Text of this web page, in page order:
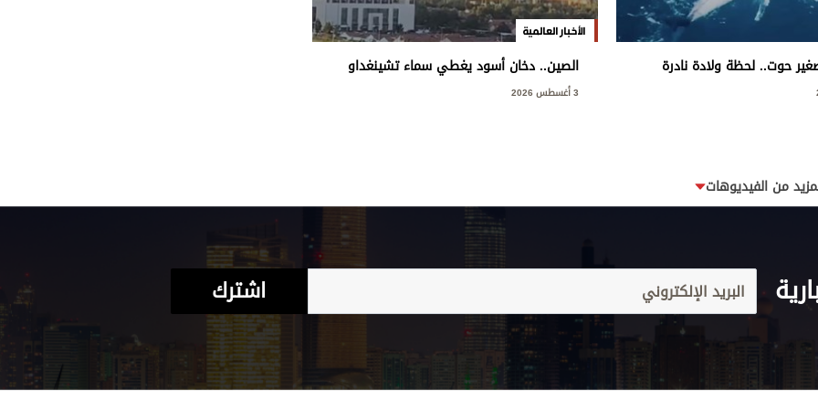
حوت.. لحظة ولادة نادرة
الأخبار العالمية
الصين.. دخان أسود يغطي سماء تشينغداو
3 أغسطس 2026
من الفيديوهات
اشترك